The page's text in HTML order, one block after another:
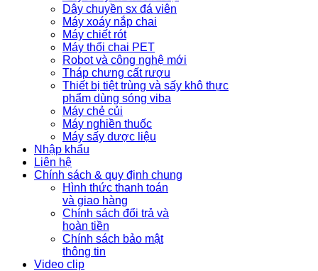
Dây chuyền sx đá viên
Máy xoáy nắp chai
Máy chiết rót
Máy thổi chai PET
Robot và công nghệ mới
Tháp chưng cất rượu
Thiết bị tiệt trùng và sấy khô thực
phẩm dùng sóng viba
Máy chẻ củi
Máy nghiền thuốc
Máy sấy dược liệu
Nhập khẩu
Liên hệ
Chính sách & quy định chung
Hình thức thanh toán
và giao hàng
Chính sách đổi trả và
hoàn tiền
Chính sách bảo mật
thông tin
Video clip